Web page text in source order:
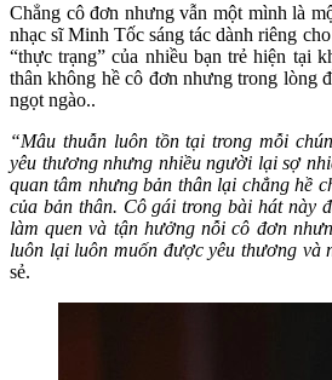
Chẳng cô đơn nhưng vẫn một mình là
nhạc sĩ Minh Tốc sáng tác dành riêng
“thực trạng” của nhiều bạn trẻ hiện tại
thân không hề cô đơn nhưng trong lòng
ngọt ngào..
“Mâu thuẫn luôn tồn tại trong mỗi
yêu thương nhưng nhiều người lại sợ
quan tâm nhưng bản thân lại chẳng hề
của bản thân. Cô gái trong bài hát này
làm quen và tận hưởng nỗi cô đơn
luôn lại luôn muốn được yêu thương và
sẻ.